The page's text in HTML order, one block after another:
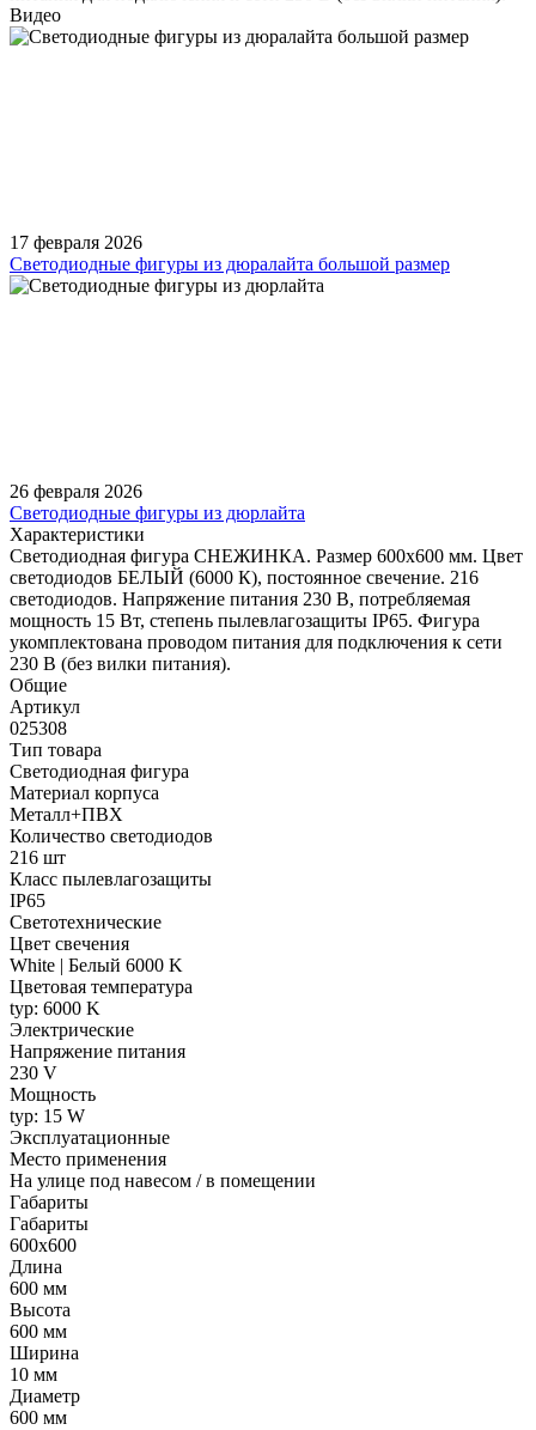
Видео
17 февраля 2026
Светодиодные фигуры из дюралайта большой размер
26 февраля 2026
Светодиодные фигуры из дюрлайта
Характеристики
Светодиодная фигура СНЕЖИНКА. Размер 600x600 мм. Цвет
светодиодов БЕЛЫЙ (6000 К), постоянное свечение. 216
светодиодов. Напряжение питания 230 В, потребляемая
мощность 15 Вт, степень пылевлагозащиты IP65. Фигура
укомплектована проводом питания для подключения к сети
230 В (без вилки питания).
Общие
Артикул
025308
Тип товара
Светодиодная фигура
Материал корпуса
Металл+ПВХ
Количество светодиодов
216 шт
Класс пылевлагозащиты
IP65
Светотехнические
Цвет свечения
White | Белый 6000 K
Цветовая температура
typ: 6000 K
Электрические
Напряжение питания
230 V
Мощность
typ: 15 W
Эксплуатационные
Место применения
На улице под навесом / в помещении
Габариты
Габариты
600x600
Длина
600 мм
Высота
600 мм
Ширина
10 мм
Диаметр
600 мм